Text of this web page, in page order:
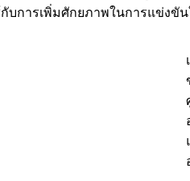
การเพิ่มศักยภาพในการแข่งขั